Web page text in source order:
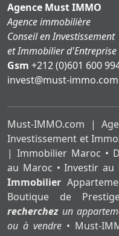
Agence Must IMMO
Agence immobilière
Conseil en Investissement
et Immobilier d'Entreprise
Gsm +212 (0)601 600
moc.ommi-tsum@tsevni
Must-IMMO.com |
Investissement et
| Immobilier Maroc •
au Maroc • Investir au
Immobilier
Boutique de
recherchez un
ou à vendre • Must-